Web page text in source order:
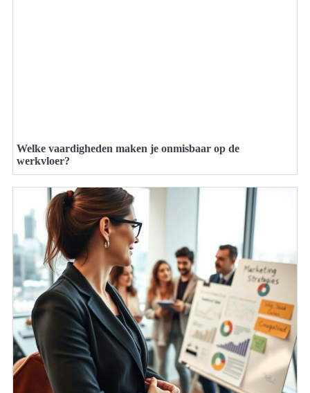
Welke vaardigheden maken je onmisbaar op de
werkvloer?